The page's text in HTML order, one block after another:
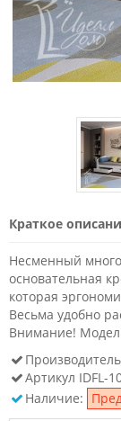
Краткое
Несменный
основательная
которая
Весьма удобно
Внимание!
Артикул IDFL-
Наличие: